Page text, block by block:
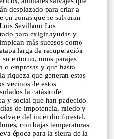
desplazado para criar a
en zonas que se salvaran
Sevillano Los
para exigir ayudas y
más sucesos como
larga de recuperación
entorno, unos parajes
o empresas y que hasta
riqueza que generan estos
vecinos de estos
la catástrofe
y social que han padecido
de impotencia, miedo y
del incendio forestal.
con bajas temperaturas
época para la sierra de la